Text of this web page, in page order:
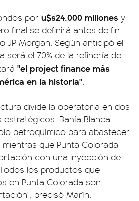
por u$s24.000 millones y
final se definirá antes de fin
JP Morgan. Según anticipó el
será el 70% de la refinería de
"el project finance más
en la historia".
divide la operatoria en dos
Bahía Blanca
petroquímico para abastecer
que Punta Colorada
con una inyección de
los productos que
en Punta Colorada son
precisó Marín.